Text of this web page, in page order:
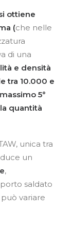
ottiene
(che nelle
di una
e densità
tra 10.000 e
5°
quantità
unica tra
un
,
saldato
variare